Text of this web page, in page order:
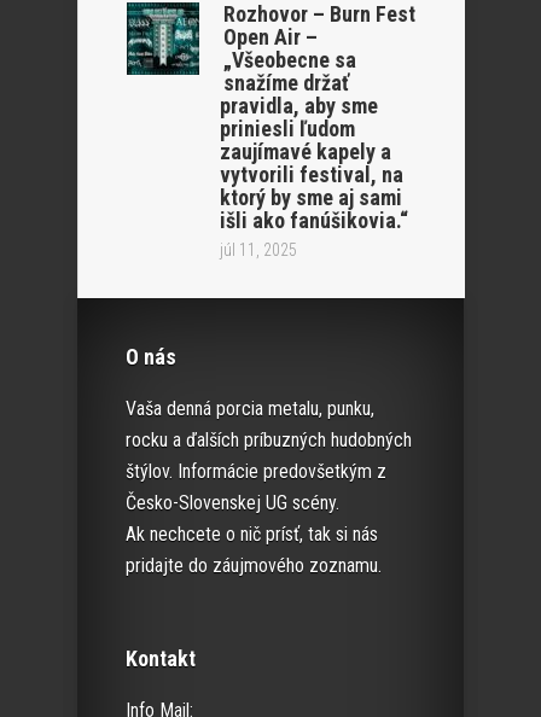
Rozhovor – Burn Fest
Open Air –
„Všeobecne sa
snažíme držať
pravidla, aby sme
priniesli ľudom
zaujímavé kapely a
vytvorili festival, na
ktorý by sme aj sami
išli ako fanúšikovia.“
júl 11, 2025
O nás
Vaša denná porcia metalu, punku,
rocku a ďalších príbuzných hudobných
štýlov. Informácie predovšetkým z
Česko-Slovenskej UG scény.
Ak nechcete o nič prísť, tak si nás
pridajte do záujmového zoznamu.
Kontakt
Info Mail: